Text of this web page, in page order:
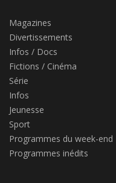
Magazines
Divertissements
Infos / Docs
Fictions / Cinéma
Série
Infos
Jeunesse
Sport
Programmes du week-end
Programmes inédits